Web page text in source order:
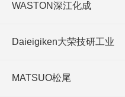
WASTON深江化成
Daieigiken大荣技研工业
MATSUO松尾